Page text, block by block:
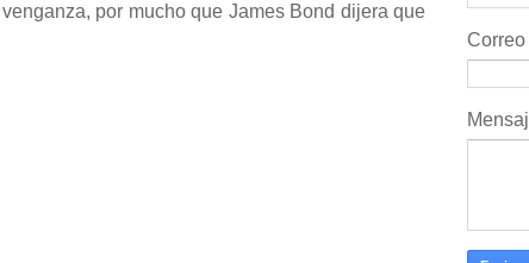
por mucho que James Bond dijera que